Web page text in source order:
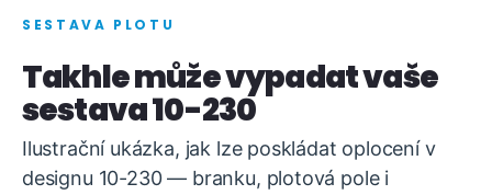
SESTAVA PLOTU
Takhle může vypadat vaše
sestava 10-230
Ilustrační ukázka, jak lze poskládat oplocení v
designu 10-230 — branku, plotová pole i